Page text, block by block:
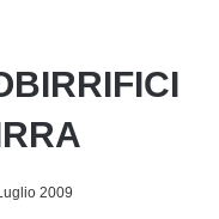
2009